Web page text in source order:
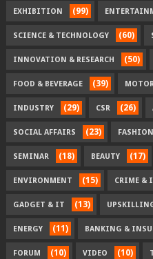
EXHIBITION (99)
SCIENCE & TECHNOLOGY (60)
INNOVATION & RESEARCH (50)
FOOD & BEVERAGE (39)
INDUSTRY (29) CSR (26)
SOCIAL AFFAIRS (23)
SEMINAR (18) BEAUTY (17)
ENVIRONMENT (15) CRIME &
GADGET & IT (13)
ENERGY (11) BANKING &
FORUM (10) VIDEO (10)